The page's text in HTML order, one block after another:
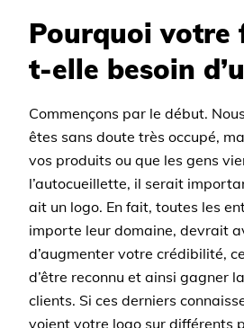
Pourquoi votre
t-elle besoin
Commençons par le début.
êtes sans doute très occupé,
vos produits ou que les gens
l’autocueillette, il serait
ait un logo. En fait, toutes les
importe leur domaine, devrait
d’augmenter votre crédibilité,
d’être reconnu et ainsi gagner
clients. Si ces derniers
voient votre logo sur différents